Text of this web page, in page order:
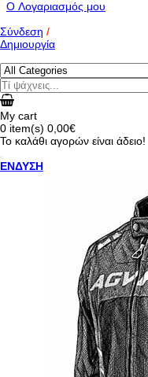
O Λογαριασμός μου
Σύνδεση /
Δημιουργία
My cart
0 item(s) 0,00€
Το καλάθι αγορών είναι άδειο!
ΕΝΔΥΣΗ